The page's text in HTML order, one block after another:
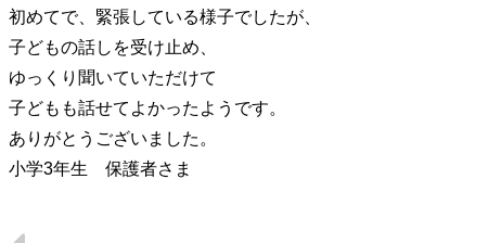
初めてで、緊張している様子でしたが、
子どもの話しを受け止め、
ゆっくり聞いていただけて
子どもも話せてよかったようです。
ありがとうございました。
小学3年生 保護者さま